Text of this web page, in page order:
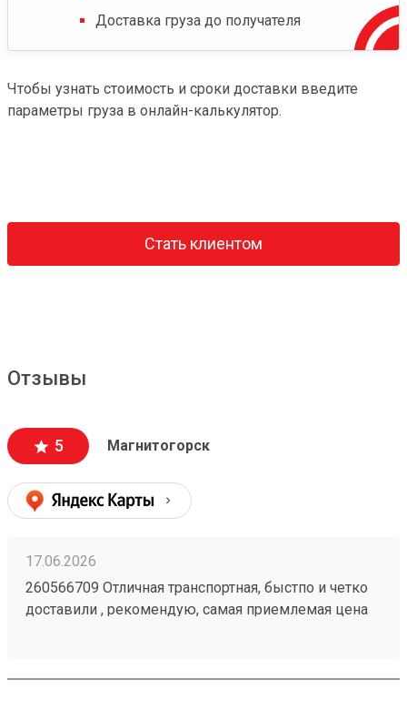
Доставка груза до получателя
Чтобы узнать стоимость и сроки доставки введите
параметры груза в онлайн-калькулятор.
Стать клиентом
Отзывы
5 Магнитогорск
17.06.2026
260566709 Отличная транспортная, быстпо и четко
доставили , рекомендую, самая приемлемая цена